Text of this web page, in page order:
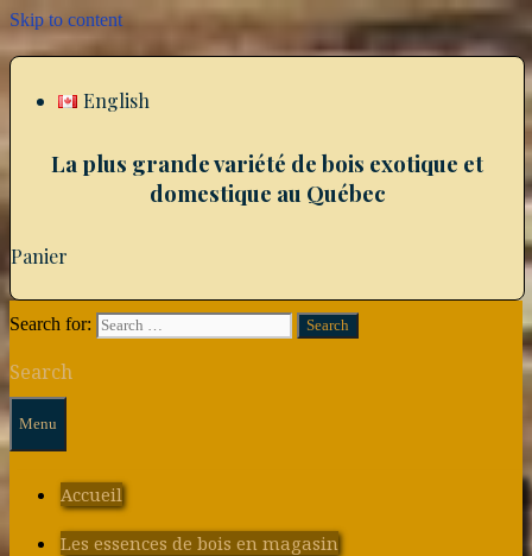
Skip to content
English
La plus grande variété de bois exotique et
domestique au Québec
Panier
Search for:
Search
Menu
Accueil
Les essences de bois en magasin